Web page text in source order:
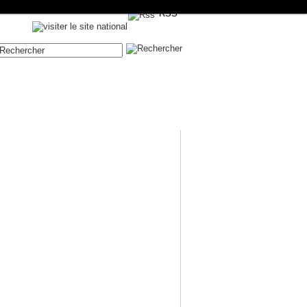
ContenueRSS